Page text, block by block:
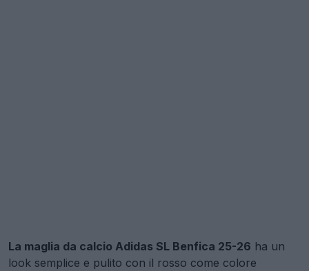
La maglia da calcio Adidas SL Benfica 25-26 ha un
look semplice e pulito con il rosso come colore